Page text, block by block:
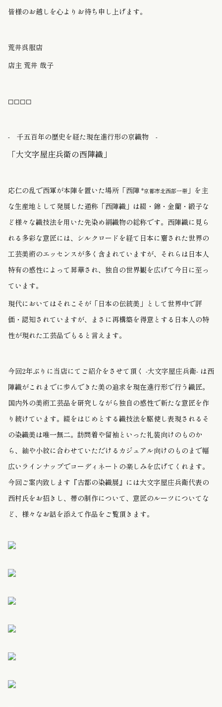
皆様のお越しを心よりお待ち申し上げます。
荒井呉服店
店主 荒井 哉子
◻︎◻︎◻︎◻︎
- 千五百年の歴史を経た現在進行形の京織物 -
「大文字屋庄兵衛の西陣織」
応仁の乱で西軍が本陣を置いた場所「西陣 *京都市北西部一帯 」を主
な生産地として発展した通称「西陣織」は綴・錦・金蘭・緞子な
ど様々な織技法を用いた先染め絹織物の総称です。西陣織に見ら
れる多彩な意匠には、シルクロードを経て日本に齎された世界の
工芸美術のエッセンスが多く含まれていますが、それらは日本人
特有の感性によって昇華され、独自の世界観を広げて今日に至っ
ています。
現代においてはそれこそが「日本の伝統美」として世界中で評
価・認知されていますが、まさに再構築を得意とする日本人の特
性が現れた工芸品でもると言えます。
今回2年ぶりに当店にてご紹介をさせて頂く -大文字屋庄兵衛- は西
陣織がこれまでに歩んできた美の追求を現在進行形で行う織匠。
国内外の美術工芸品を研究しながら独自の感性で新たな意匠を作
り続けています。綴をはじめとする織技法を駆使し表現されるそ
の染織美は唯一無二。訪問着や留袖といった礼装向けのものか
ら、紬や小紋に合わせていただけるカジュアル向けのものまで幅
広いラインナップでコーディネートの楽しみを広げてくれます。
今回ご案内致します『古都の染織展』には大文字屋庄兵衛代表の
西村氏をお招きし、帯の制作について、意匠のルーツについてな
ど、様々なお話を添えて作品をご覧頂きます。